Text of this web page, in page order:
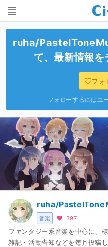
ruha/
て、最新情報を
フォ
フォローするにはユ
音楽
ruha/
397
ファンタジー系音楽を中心に、
雑記・活動告知などを毎月投稿し